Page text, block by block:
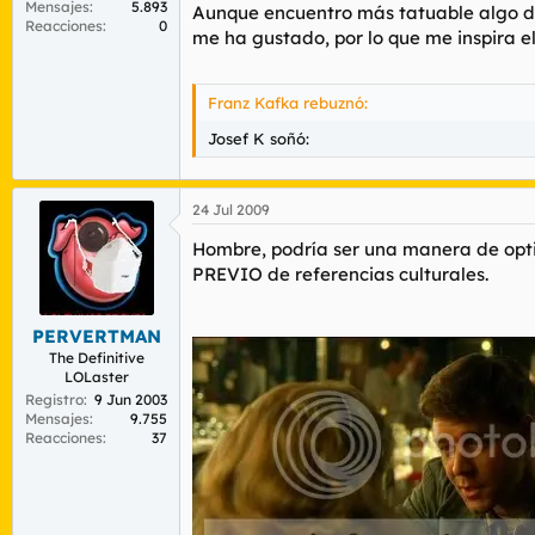
Mensajes
5.893
Reacciones
0
Aunque encuentro más tatuable algo
me ha gustado, por lo que me inspira
Franz Kafka rebuznó:
Josef K soñó:
PERVERTMAN
The Definitive
LOLaster
Registro 9 Jun 2003
Mensajes
9.755
Reacciones
37
24 Jul 2009
Hombre, podría ser una manera de
PREVIO de referencias culturales.